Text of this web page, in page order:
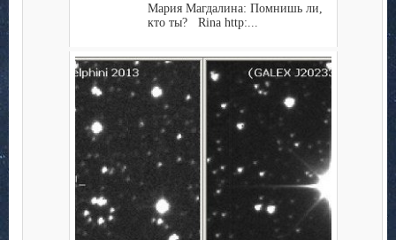
Мария Магдалина: Помнишь ли,
кто ты? Rina http:...